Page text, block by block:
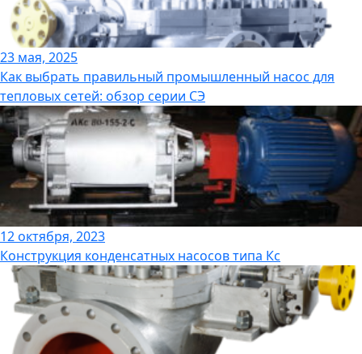
23 мая, 2025
Как выбрать правильный промышленный насос для
тепловых сетей: обзор серии СЭ
12 октября, 2023
Конструкция конденсатных насосов типа Кс